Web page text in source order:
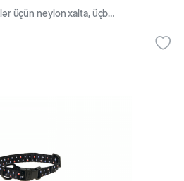
Beeztees Karlie İtlər və pişiklər üçün neylon xalta, üçbucaqlar, qara (20-35 cm)